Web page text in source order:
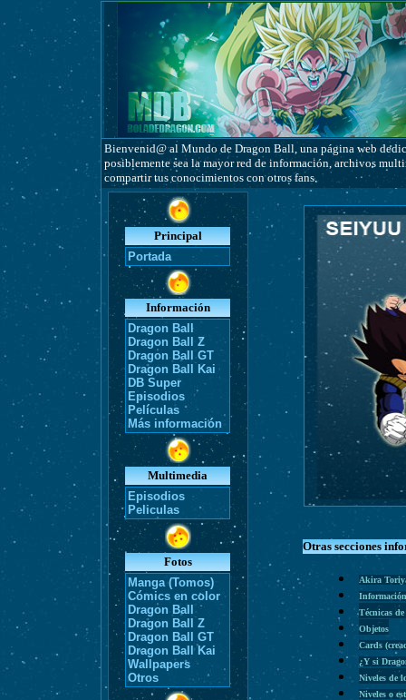
Bienvenid@ al Mundo de Dragon Ball, una página web
posiblemente sea la mayor red de información, archivos
compartir tus conocimientos con otros fans.
Principal
Portada
Información
Dragon Ball
Dragon Ball Z
Dragon Ball GT
Dragon Ball Kai
DB Super
Episodios
Películas
Más información
Multimedia
Episodios
Peliculas
Fotos
Manga (Tomos)
Cómics en color
Dragon Ball
Dragon Ball Z
Dragon Ball GT
Dragon Ball Kai
Wallpapers
Otros
Otras secciones
Akira
Técnicas de
Objetos
Cards
¿Y si
Niveles de
Niveles o